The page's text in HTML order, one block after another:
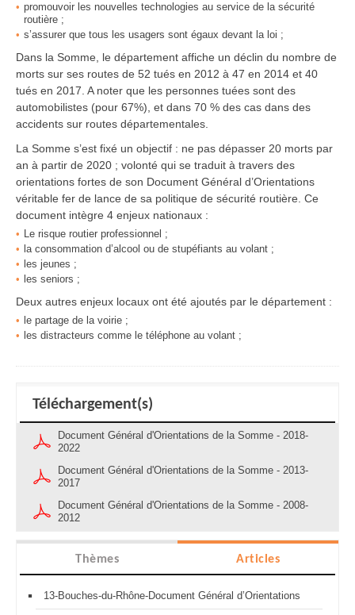
promouvoir les nouvelles technologies au service de la sécurité
routière ;
s’assurer que tous les usagers sont égaux devant la loi ;
Dans la Somme, le département affiche un déclin du nombre de
morts sur ses routes de 52 tués en 2012 à 47 en 2014 et 40
tués en 2017. A noter que les personnes tuées sont des
automobilistes (pour 67%), et dans 70 % des cas dans des
accidents sur routes départementales.
La Somme s’est fixé un objectif : ne pas dépasser 20 morts par
an à partir de 2020 ; volonté qui se traduit à travers des
orientations fortes de son Document Général d’Orientations
véritable fer de lance de sa politique de sécurité routière. Ce
document intègre 4 enjeux nationaux :
Le risque routier professionnel ;
la consommation d’alcool ou de stupéfiants au volant ;
les jeunes ;
les seniors ;
Deux autres enjeux locaux ont été ajoutés par le département :
le partage de la voirie ;
les distracteurs comme le téléphone au volant ;
Téléchargement(s)
Document Général d'Orientations de la Somme - 2018-
2022
Document Général d'Orientations de la Somme - 2013-
2017
Document Général d'Orientations de la Somme - 2008-
2012
Thèmes Articles
13-Bouches-du-Rhône-Document Général d’Orientations